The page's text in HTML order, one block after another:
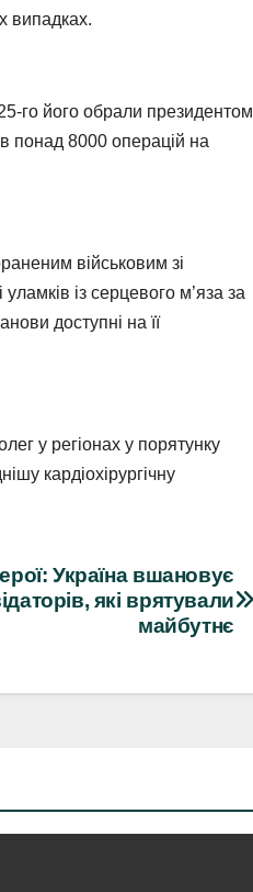
випадках.
го його обрали президентом
понад 8000 операцій на
військовим зі
із серцевого м’яза за
доступні на її
у регіонах у порятунку
кардіохірургічну
Україна вшановує
які врятували
майбутнє